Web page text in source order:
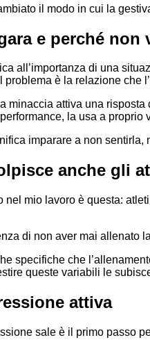
il modo in cui la
e perché non
all’importanza di una
è la relazione che
minaccia attiva una
la usa a proprio
imparare a non
anche gli
nel mio lavoro è questa:
di non aver mai allenato
specifiche che
queste variabili le
attiva
sale è il primo passo